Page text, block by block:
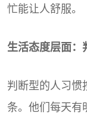
忙能让人舒服。
生活态度层面：
判断型的人习惯
条。他们每天有